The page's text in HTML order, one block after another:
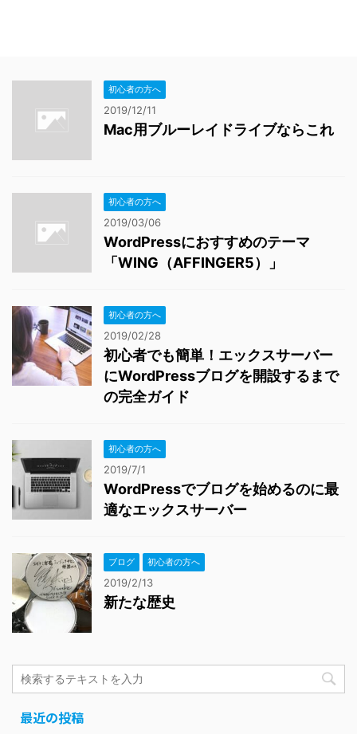
初心者の方へ
2019/12/11
Mac用ブルーレイドライブならこれ
初心者の方へ
2019/03/06
WordPressにおすすめのテーマ
「WING（AFFINGER5）」
初心者の方へ
2019/02/28
初心者でも簡単！エックスサーバー
にWordPressブログを開設するまで
の完全ガイド
初心者の方へ
2019/7/1
WordPressでブログを始めるのに最
適なエックスサーバー
ブログ 初心者の方へ
2019/2/13
新たな歴史
最近の投稿